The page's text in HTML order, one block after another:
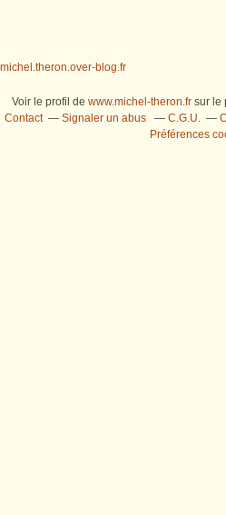
michel.theron.over-blog.fr
Voir le profil de www.michel-theron.fr sur le
Contact
Signaler un abus C.G.U.
Préférences